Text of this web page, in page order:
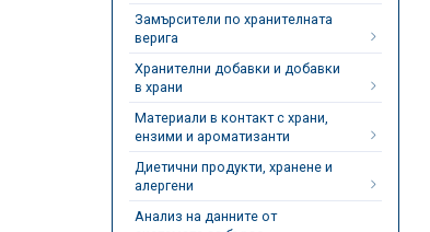
Замърсители по хранителната
верига
Хранителни добавки и добавки
в храни
Материали в контакт с храни,
ензими и ароматизанти
Диетични продукти, хранене и
алергени
Анализ на данните от